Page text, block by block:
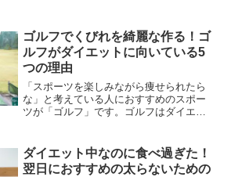
す。今回は、ドローイングで得られるダ
イエット効果と正しいやり方を解説しま
す！
ゴルフでくびれを綺麗な作る！ゴ
ルフがダイエットに向いている5
つの理由
「スポーツを楽しみながら痩せられたら
な」と考えている人におすすめのスポー
ツが「ゴルフ」です。ゴルフはダイエッ
ルフがダイエットに向いている5つの理由
を解説していきます。
ダイエット中なのに食べ過ぎた！
翌日におすすめの太らないための